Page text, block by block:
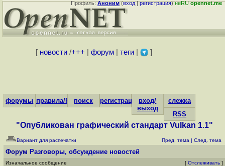
Профиль:Аноним(вход|регистрация)неRUopennet.me
[ новости/+++ форум| теги| ]
форумы правила/FAQпоиск регистрациявход/
выход
слежка
RSS
"Опубликован графический стандарт Vulkan 1.1"
Вариант для распечатки Пред. тема | След. тема
Форум Разговоры, обсуждение новостей
Изначальное сообщение [ Отслеживать ]